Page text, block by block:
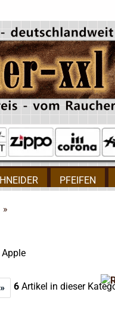
PFEIFEN
»
6 Artikel in dieser